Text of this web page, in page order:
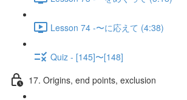
Lesson 74 -〜に応えて (4:38)
Quiz - [145]〜[148]
17. Origins, end points, exclusion